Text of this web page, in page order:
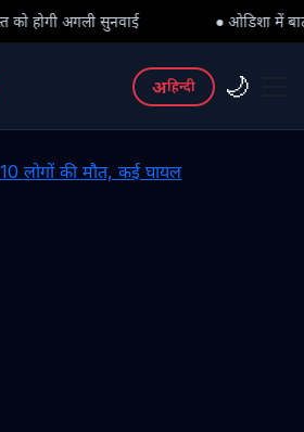
● ओडिशा में बाढ़ का कहर: क्या पीड़ितों
अहिन्दी 🌙